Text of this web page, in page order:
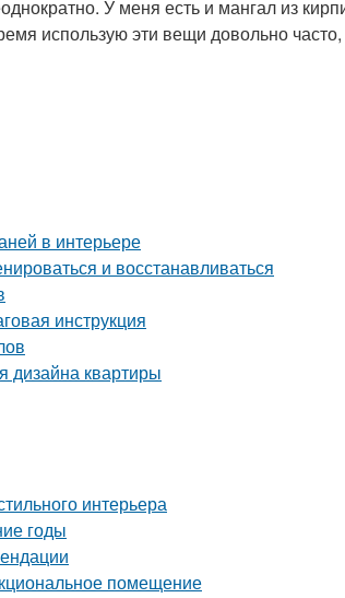
У меня есть и мангал из
использую эти вещи довольно
в интерьере
и восстанавливаться
инструкция
дизайна квартиры
интерьера
годы
помещение